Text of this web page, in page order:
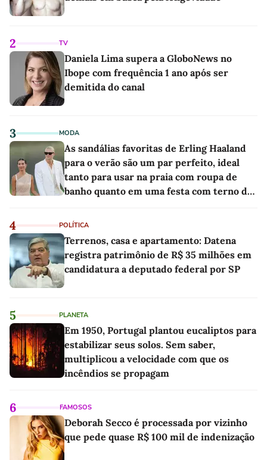
2 TV
Daniela Lima supera a GloboNews no
Ibope com frequência 1 ano após ser
demitida do canal
3 MODA
As sandálias favoritas de Erling Haaland
para o verão são um par perfeito, ideal
tanto para usar na praia com roupa de
banho quanto em uma festa com terno de
4 POLÍTICA
Terrenos, casa e apartamento: Datena
registra patrimônio de R$ 35 milhões em
candidatura a deputado federal por SP
5 PLANETA
Em 1950, Portugal plantou eucaliptos para
estabilizar seus solos. Sem saber,
multiplicou a velocidade com que os
incêndios se propagam
6 FAMOSOS
Deborah Secco é processada por vizinho
que pede quase R$ 100 mil de indenização